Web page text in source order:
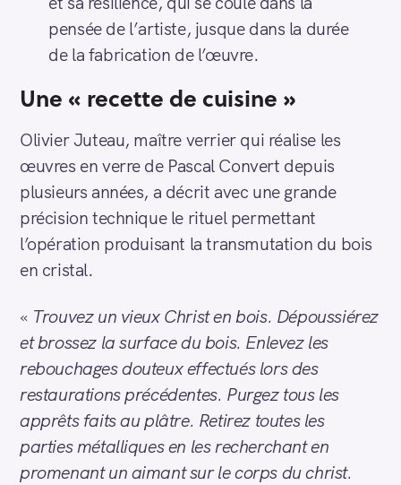
pensée de l’artiste, jusque dans la durée
de la fabrication de l’œuvre.
Une « recette de cuisine »
Olivier Juteau, maître verrier qui réalise les
œuvres en verre de Pascal Convert depuis
plusieurs années, a décrit avec une grande
précision technique le rituel permettant
l’opération produisant la transmutation du bois
en cristal.
« Trouvez un vieux Christ en bois. Dépoussiérez
et brossez la surface du bois. Enlevez les
rebouchages douteux effectués lors des
restaurations précédentes. Purgez tous les
apprêts faits au plâtre. Retirez toutes les
parties métalliques en les recherchant en
promenant un aimant sur le corps du christ.